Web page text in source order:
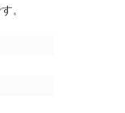
。